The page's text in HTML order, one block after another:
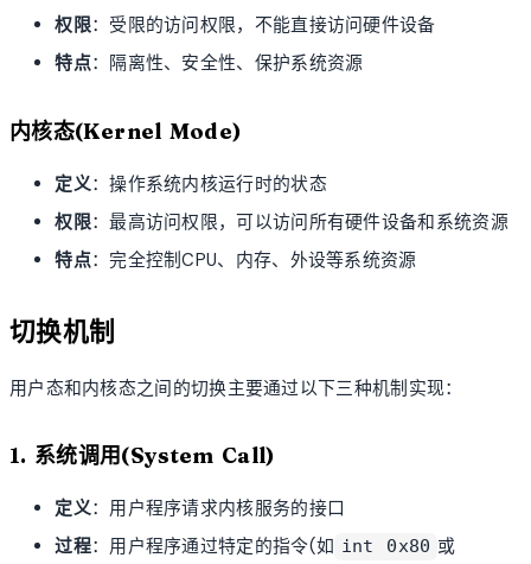
权限：受限的访问权限，不能直接访问硬件设备
特点：隔离性、安全性、保护系统资源
内核态(Kernel Mode)
定义：操作系统内核运行时的状态
权限：最高访问权限，可以访问所有硬件设备和系统资源
特点：完全控制CPU、内存、外设等系统资源
切换机制
用户态和内核态之间的切换主要通过以下三种机制实现：
1. 系统调用(System Call)
定义：用户程序请求内核服务的接口
过程：用户程序通过特定的指令(如 int 0x80 或